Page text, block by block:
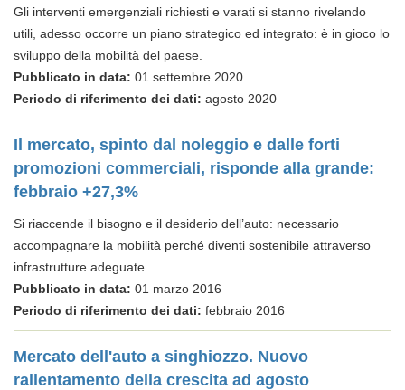
Gli interventi emergenziali richiesti e varati si stanno rivelando
utili, adesso occorre un piano strategico ed integrato: è in gioco lo
sviluppo della mobilità del paese.
Pubblicato in data: 01 settembre 2020
Periodo di riferimento dei dati: agosto 2020
Il mercato, spinto dal noleggio e dalle forti
promozioni commerciali, risponde alla grande:
febbraio +27,3%
Si riaccende il bisogno e il desiderio dell’auto: necessario
accompagnare la mobilità perché diventi sostenibile attraverso
infrastrutture adeguate.
Pubblicato in data: 01 marzo 2016
Periodo di riferimento dei dati: febbraio 2016
Mercato dell'auto a singhiozzo. Nuovo
rallentamento della crescita ad agosto